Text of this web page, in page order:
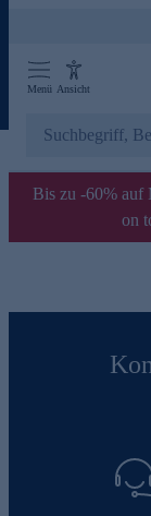
Menü Ansicht
Bis zu -60% auf
on